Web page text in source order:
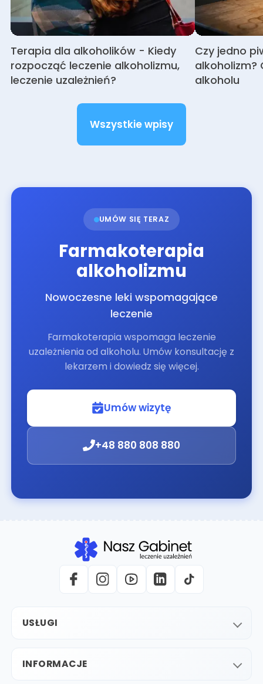
Terapia dla alkoholików - Kiedy
rozpocząć leczenie alkoholizmu,
leczenie uzależnień?
Czy jedno
alkoholizm?
alkoholu
Wszystkie wpisy
UMÓW SIĘ TERAZ
Farmakoterapia
alkoholizmu
Nowoczesne leki wspomagające
leczenie
Farmakoterapia wspomaga leczenie
uzależnienia od alkoholu. Umów konsultację z
lekarzem i dowiedz się więcej.
Umów wizytę
+48 880 808 880
USŁUGI
INFORMACJE